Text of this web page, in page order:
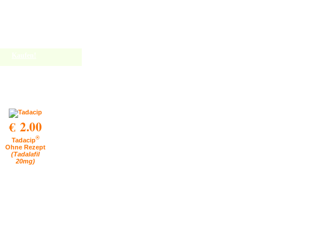
€ 2.00
Tadacip®
Ohne Rezept
(Tadalafil
20mg)